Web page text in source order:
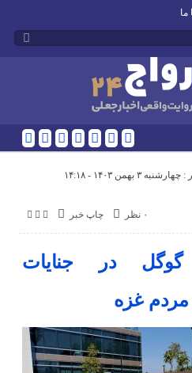
ما
۳ بهمن ۱۴۰۳ - ۱۴:۱۸
چاپ خبر ۰ نظر
در جنایات
مردم غزه